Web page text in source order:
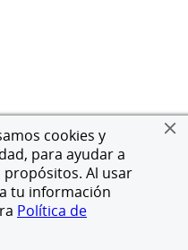
cookies y
para ayudar a
Al usar
tu información
Política de